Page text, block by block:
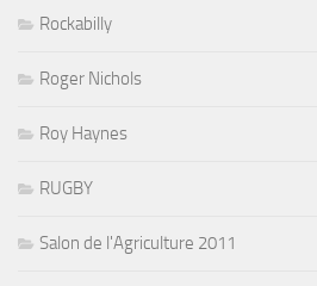
Rockabilly
Roger Nichols
Roy Haynes
RUGBY
Salon de l'Agriculture 2011